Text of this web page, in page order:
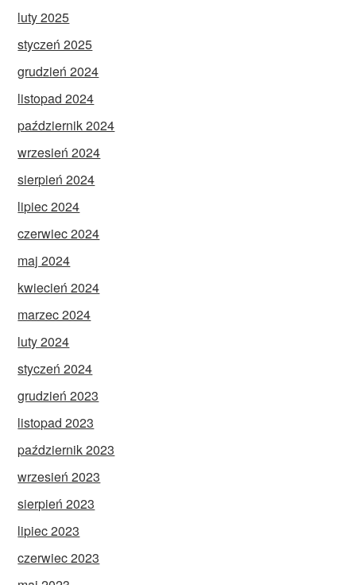
luty 2025
styczeń 2025
grudzień 2024
listopad 2024
październik 2024
wrzesień 2024
sierpień 2024
lipiec 2024
czerwiec 2024
maj 2024
kwiecień 2024
marzec 2024
luty 2024
styczeń 2024
grudzień 2023
listopad 2023
październik 2023
wrzesień 2023
sierpień 2023
lipiec 2023
czerwiec 2023